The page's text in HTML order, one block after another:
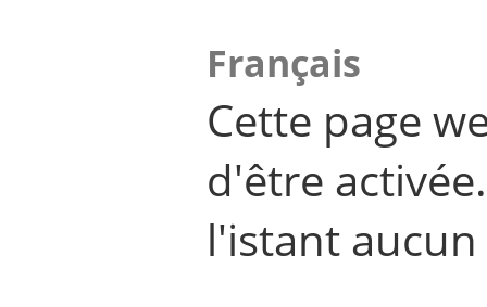
Français
Cette page
d'être
l'istant